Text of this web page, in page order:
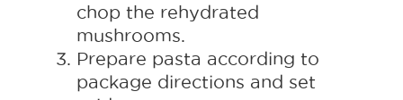
chop the rehydrated
mushrooms.
Prepare pasta according to
package directions and set